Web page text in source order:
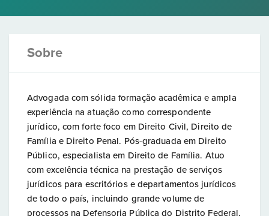
Sobre
Advogada com sólida formação acadêmica e ampla
experiência na atuação como correspondente
jurídico, com forte foco em Direito Civil, Direito de
Família e Direito Penal. Pós-graduada em Direito
Público, especialista em Direito de Família. Atuo
com excelência técnica na prestação de serviços
jurídicos para escritórios e departamentos jurídicos
de todo o país, incluindo grande volume de
processos na Defensoria Pública do Distrito Federal,